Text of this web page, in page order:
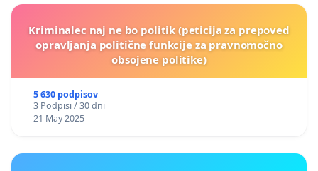
Kriminalec naj ne bo politik (peticija za prepoved
opravljanja politične funkcije za pravnomočno
obsojene politike)
5 630 podpisov
3 Podpisi / 30 dni
21 May 2025